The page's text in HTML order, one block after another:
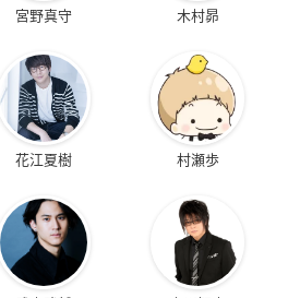
宮野真守 木村昴
花江夏樹 村瀬歩